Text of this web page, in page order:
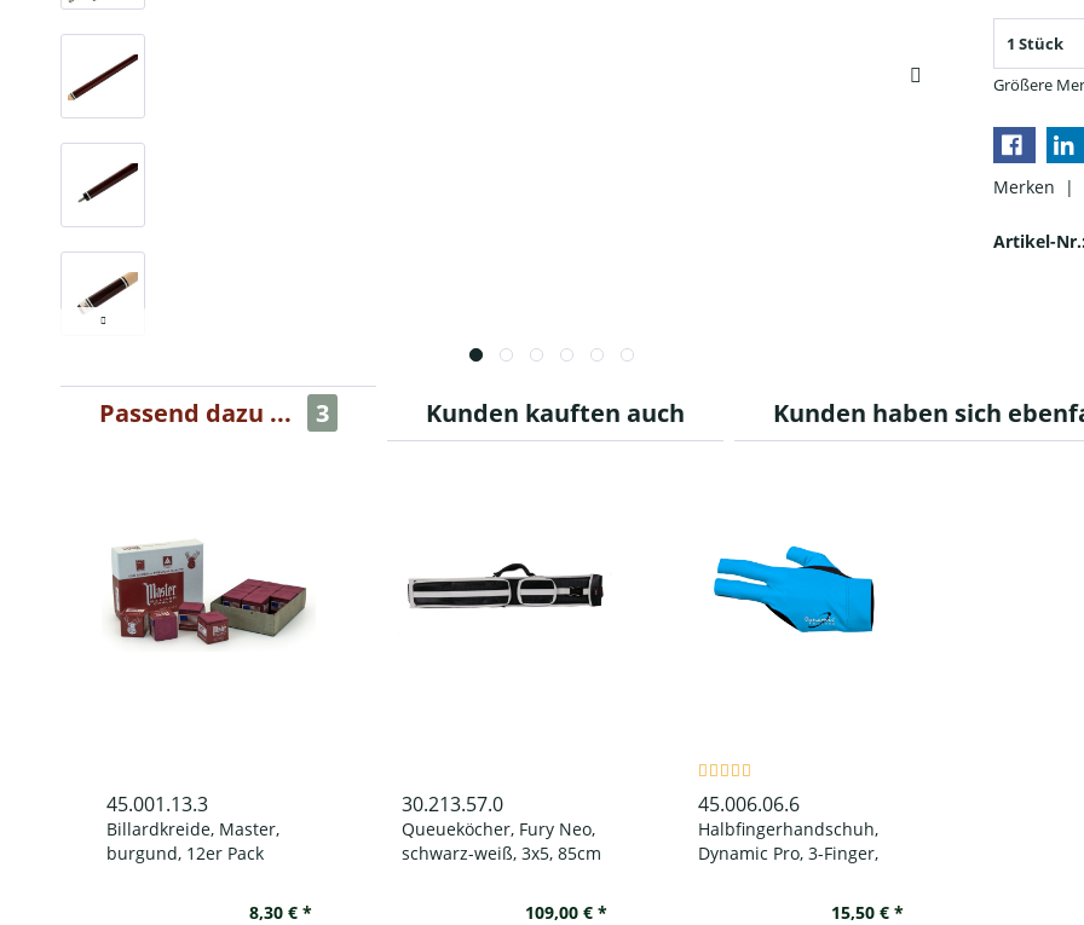
Größere
Merken |
Artikel-
Passend dazu ... 3 Kunden kauften auch Kunden haben sich
45.001.13.3
Billardkreide, Master,
burgund, 12er Pack
8,30 € *
30.213.57.0
Queueköcher, Fury Neo,
schwarz-weiß, 3x5, 85cm
109,00 € *
45.006.06.6
Halbfingerhandschuh,
Dynamic Pro, 3-Finger,
15,50 € *